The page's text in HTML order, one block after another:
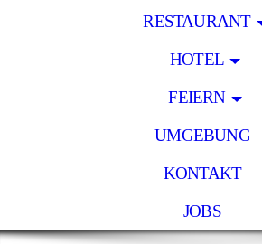
RESTAURANT
HOTEL
FEIERN
UMGEBUNG
KONTAKT
JOBS